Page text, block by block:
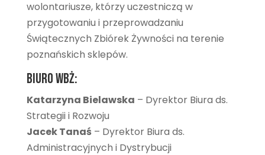
wolontariusze, którzy uczestniczą w
przygotowaniu i przeprowadzaniu
Świątecznych Zbiórek Żywności na terenie
poznańskich sklepów.
Biuro WBŻ:
Katarzyna Bielawska – Dyrektor Biura ds.
Strategii i Rozwoju
Jacek Tanaś– Dyrektor Biura ds.
Administracyjnych i Dystrybucji